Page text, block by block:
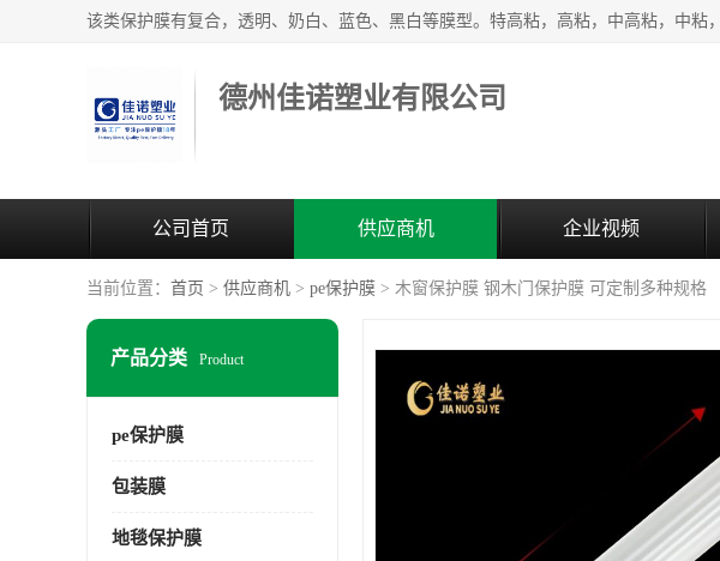
德州佳诺塑业有限公司
公司首页 供应商机 企业视频
当前位置： 首页 > 供应商机 > pe保护膜 > 木窗保护膜 钢木门保护膜 可定制多种规格
产品分类 Product
pe保护膜
包装膜
地毯保护膜